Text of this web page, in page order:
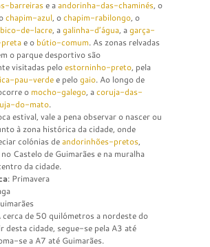
barreirase aandorinha-das-chaminés, o
chapim-azul, ochapim-rabilongo, o
bico-de-lacre, agalinha-d’água, agarça-
e o bútio-comum. As zonas relvadas
o parque desportivo são
visitadas peloestorninho-preto, pela
pau-verdee pelogaio. Ao longo de
o mocho-galego, acoruja-das-
do-mato.
estival, vale a pena observar o nascer ou
à zona histórica da cidade, onde
colónias deandorinhões-pretos,
Castelo de Guimarães e na muralha
da cidade.
: Primavera
cerca de 50 quilómetros a nordeste do
desta cidade, segue-se pela A3 até
se a A7 até Guimarães.